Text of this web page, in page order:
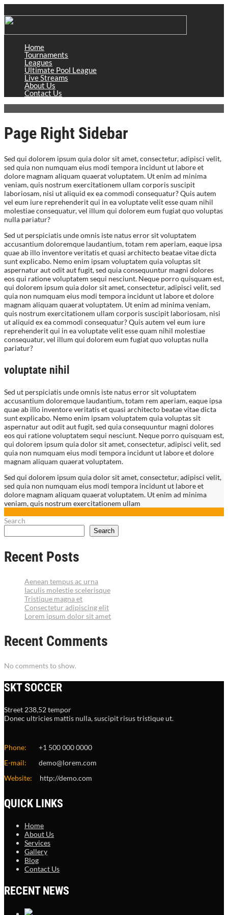
Home
Tournaments
Leagues
Ultimate Pool League
Live Streams
About Us
Contact Us
Page Right Sidebar
Sed qui dolorem ipsum quia dolor sit amet, consectetur, adipisci velit,
sed quia non numquam eius modi tempora incidunt ut labore et
dolore magnam aliquam quaerat voluptatem. Ut enim ad minima
veniam, quis nostrum exercitationem ullam corporis suscipit
laboriosam, nisi ut aliquid ex ea commodi consequatur? Quis autem
vel eum iure reprehenderit qui in ea voluptate velit esse quam nihil
molestiae consequatur, vel illum qui dolorem eum fugiat quo voluptas
nulla pariatur?
Sed ut perspiciatis unde omnis iste natus error sit voluptatem
accusantium doloremque laudantium, totam rem aperiam, eaque ipsa
quae ab illo inventore veritatis et quasi architecto beatae vitae dicta
sunt explicabo. Nemo enim ipsam voluptatem quia voluptas sit
aspernatur aut odit aut fugit, sed quia consequuntur magni dolores
eos qui ratione voluptatem sequi nesciunt. Neque porro quisquam est,
qui dolorem ipsum quia dolor sit amet, consectetur, adipisci velit, sed
quia non numquam eius modi tempora incidunt ut labore et dolore
magnam aliquam quaerat voluptatem. Ut enim ad minima veniam,
quis nostrum exercitationem ullam corporis suscipit laboriosam, nisi
ut aliquid ex ea commodi consequatur? Quis autem vel eum iure
reprehenderit qui in ea voluptate velit esse quam nihil molestiae
consequatur, vel illum qui dolorem eum fugiat quo voluptas nulla
pariatur?
voluptate nihil
Sed ut perspiciatis unde omnis iste natus error sit voluptatem
accusantium doloremque laudantium, totam rem aperiam, eaque ipsa
quae ab illo inventore veritatis et quasi architecto beatae vitae dicta
sunt explicabo. Nemo enim ipsam voluptatem quia voluptas sit
aspernatur aut odit aut fugit, sed quia consequuntur magni dolores
eos qui ratione voluptatem sequi nesciunt. Neque porro quisquam est,
qui dolorem ipsum quia dolor sit amet, consectetur, adipisci velit, sed
quia non numquam eius modi tempora incidunt ut labore et dolore
magnam aliquam quaerat voluptatem.
Sed qui dolorem ipsum quia dolor sit amet, consectetur, adipisci velit,
sed quia non numquam eius modi tempora incidunt ut labore et
dolore magnam aliquam quaerat voluptatem. Ut enim ad minima
veniam, quis nostrum exercitationem ullam
Search
Search
Recent Posts
Aenean tempus ac urna
Iaculis molestie scelerisque
Tristique magna et
Consectetur adipiscing elit
Lorem ipsum dolor sit amet
Recent Comments
No comments to show.
SKT SOCCER
Street 238,52 tempor
Donec ultricies mattis nulla, suscipit risus tristique ut.
Phone: +1 500 000 0000
E-mail:
demo@lorem.com
Website: http://demo.com
QUICK LINKS
Home
About Us
Services
Gallery
Blog
Contact Us
RECENT NEWS